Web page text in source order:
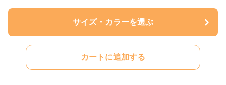
サイズ・カラーを選ぶ
カートに追加する